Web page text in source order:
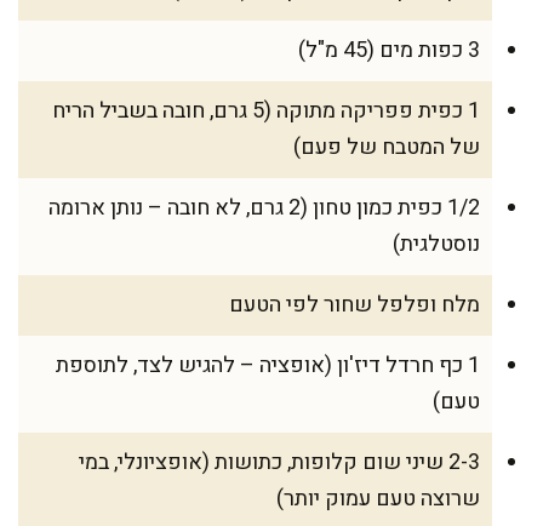
3 כפות מים (45 מ"ל)
1 כפית פפריקה מתוקה (5 גרם, חובה בשביל הריח
של המטבח של פעם)
1/2 כפית כמון טחון (2 גרם, לא חובה – נותן ארומה
נוסטלגית)
מלח ופלפל שחור לפי הטעם
1 כף חרדל דיז'ון (אופציה – להגיש לצד, לתוספת
טעם)
2-3 שיני שום קלופות, כתושות (אופציונלי, במי
שרוצה טעם עמוק יותר)